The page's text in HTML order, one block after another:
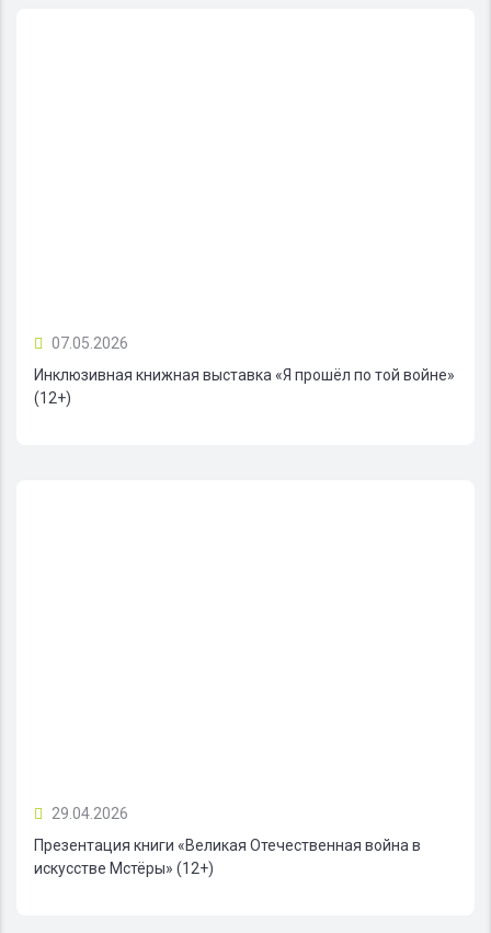
07.05.2026
Инклюзивная книжная выставка «Я прошёл по той войне»
(12+)
29.04.2026
Презентация книги «Великая Отечественная война в
искусстве Мстёры» (12+)